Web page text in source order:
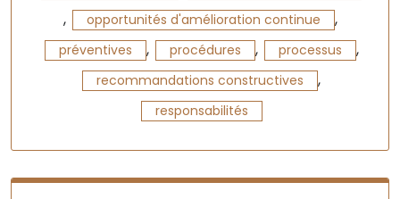
, opportunités d'amélioration continue ,
préventives , procédures , processus ,
recommandations constructives ,
responsabilités